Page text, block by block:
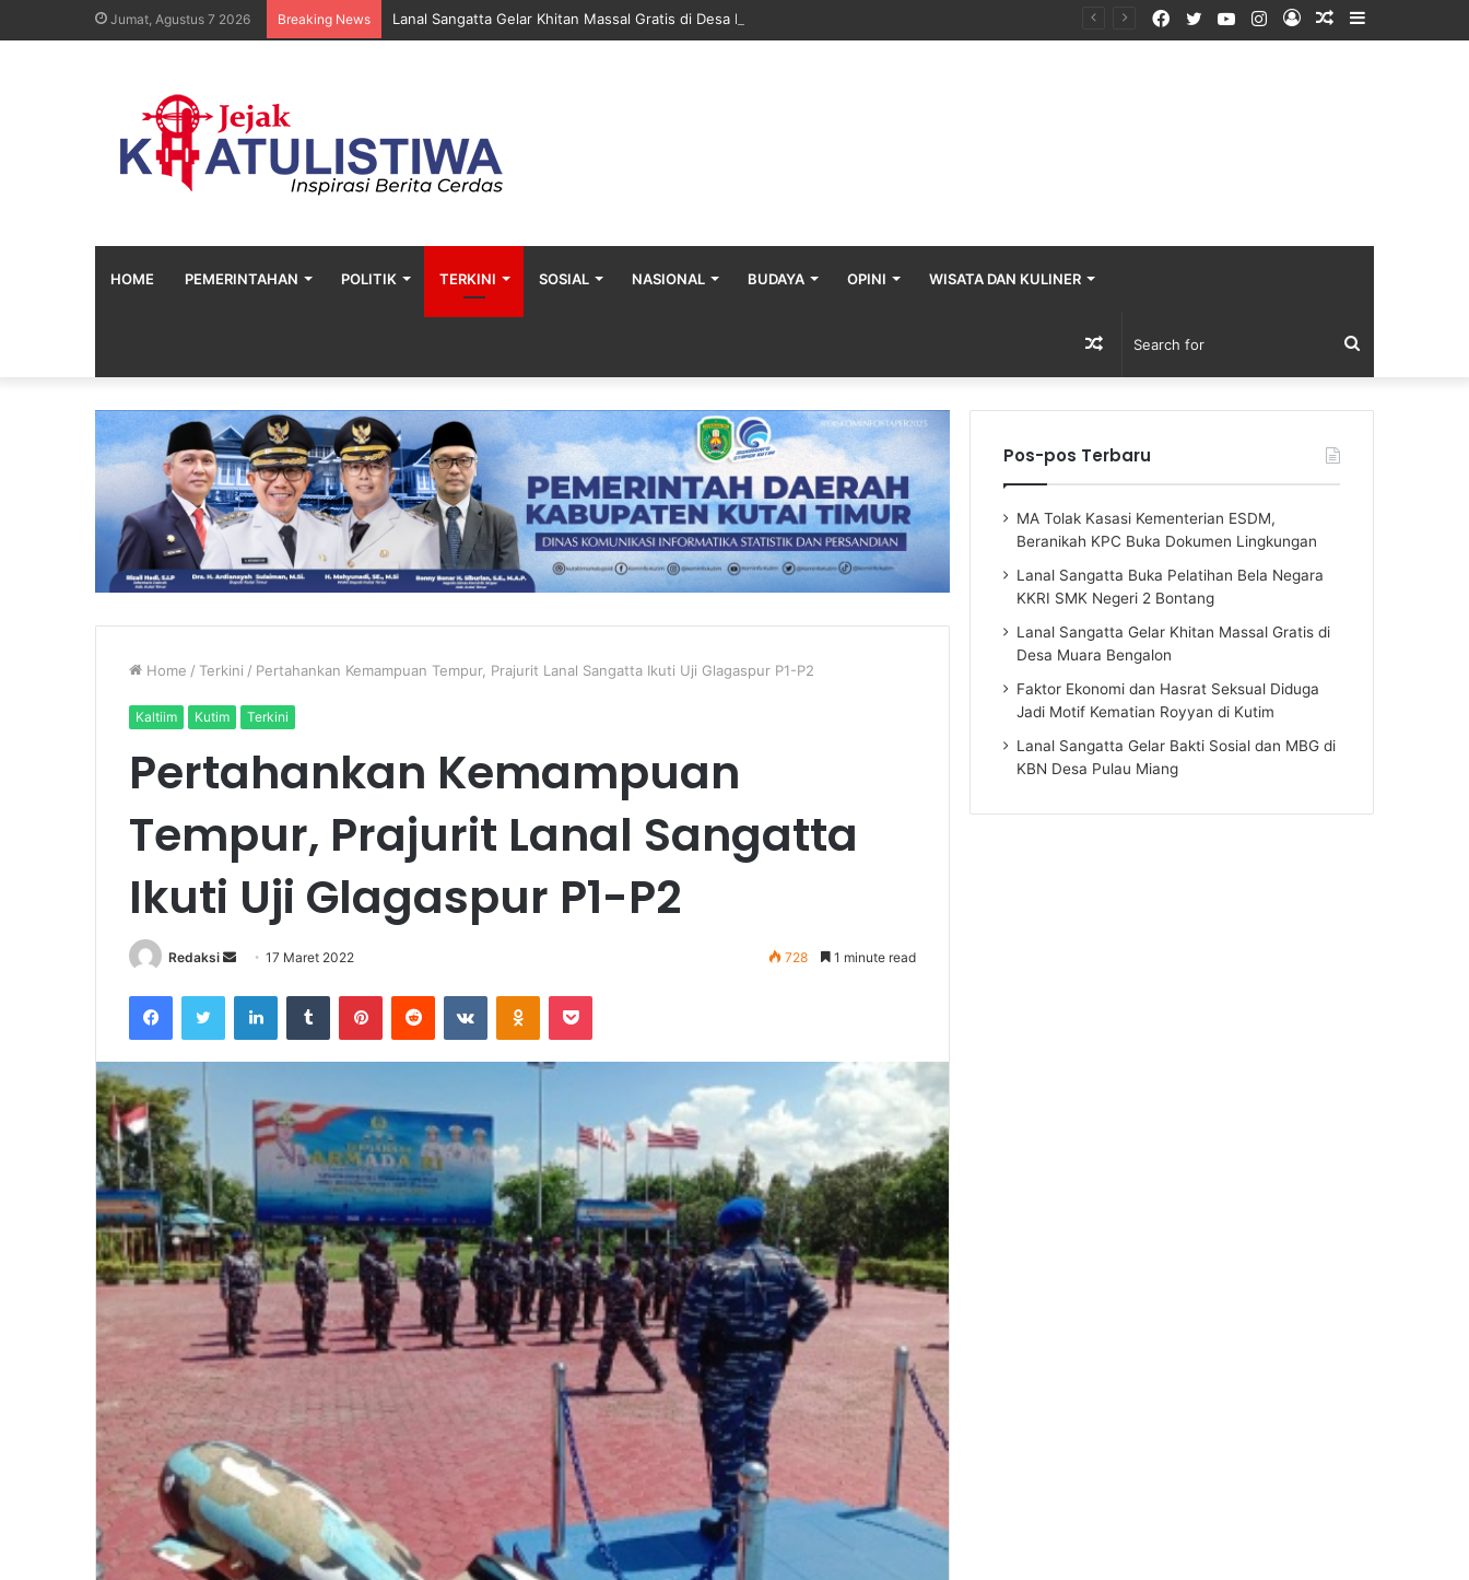
Jumat, Agustus 7 2026 Breaking News Lanal Sangatta Gelar Khitan Massal Gratis di Desa Muara Bengalon Sidebar
Random
Log
Instagram
YouTube
Twitter
Facebook
HOME PEMERINTAHAN POLITIK TERKINI SOSIAL NASIONAL BUDAYA OPINI WISATA DAN KULINER
Search
for
Random
Article
Home / Terkini / Pertahankan Kemampuan Tempur, Prajurit Lanal Sangatta Ikuti Uji Glagaspur P1-P2
Kaltiim Kutim Terkini
Pertahankan Kemampuan
Tempur, Prajurit Lanal Sangatta
Ikuti Uji Glagaspur P1-P2
Redaksi
Send
email
17 Maret 2022 728 1 minute read
FacebookTwitter LinkedInTumblr PinterestReddit VKontakteOdnoklassniki
Pocket
Pos-pos Terbaru
MA Tolak Kasasi Kementerian ESDM,
Beranikah KPC Buka Dokumen Lingkungan
Lanal Sangatta Buka Pelatihan Bela Negara
KKRI SMK Negeri 2 Bontang
Lanal Sangatta Gelar Khitan Massal Gratis di
Desa Muara Bengalon
Faktor Ekonomi dan Hasrat Seksual Diduga
Jadi Motif Kematian Royyan di Kutim
Lanal Sangatta Gelar Bakti Sosial dan MBG di
KBN Desa Pulau Miang